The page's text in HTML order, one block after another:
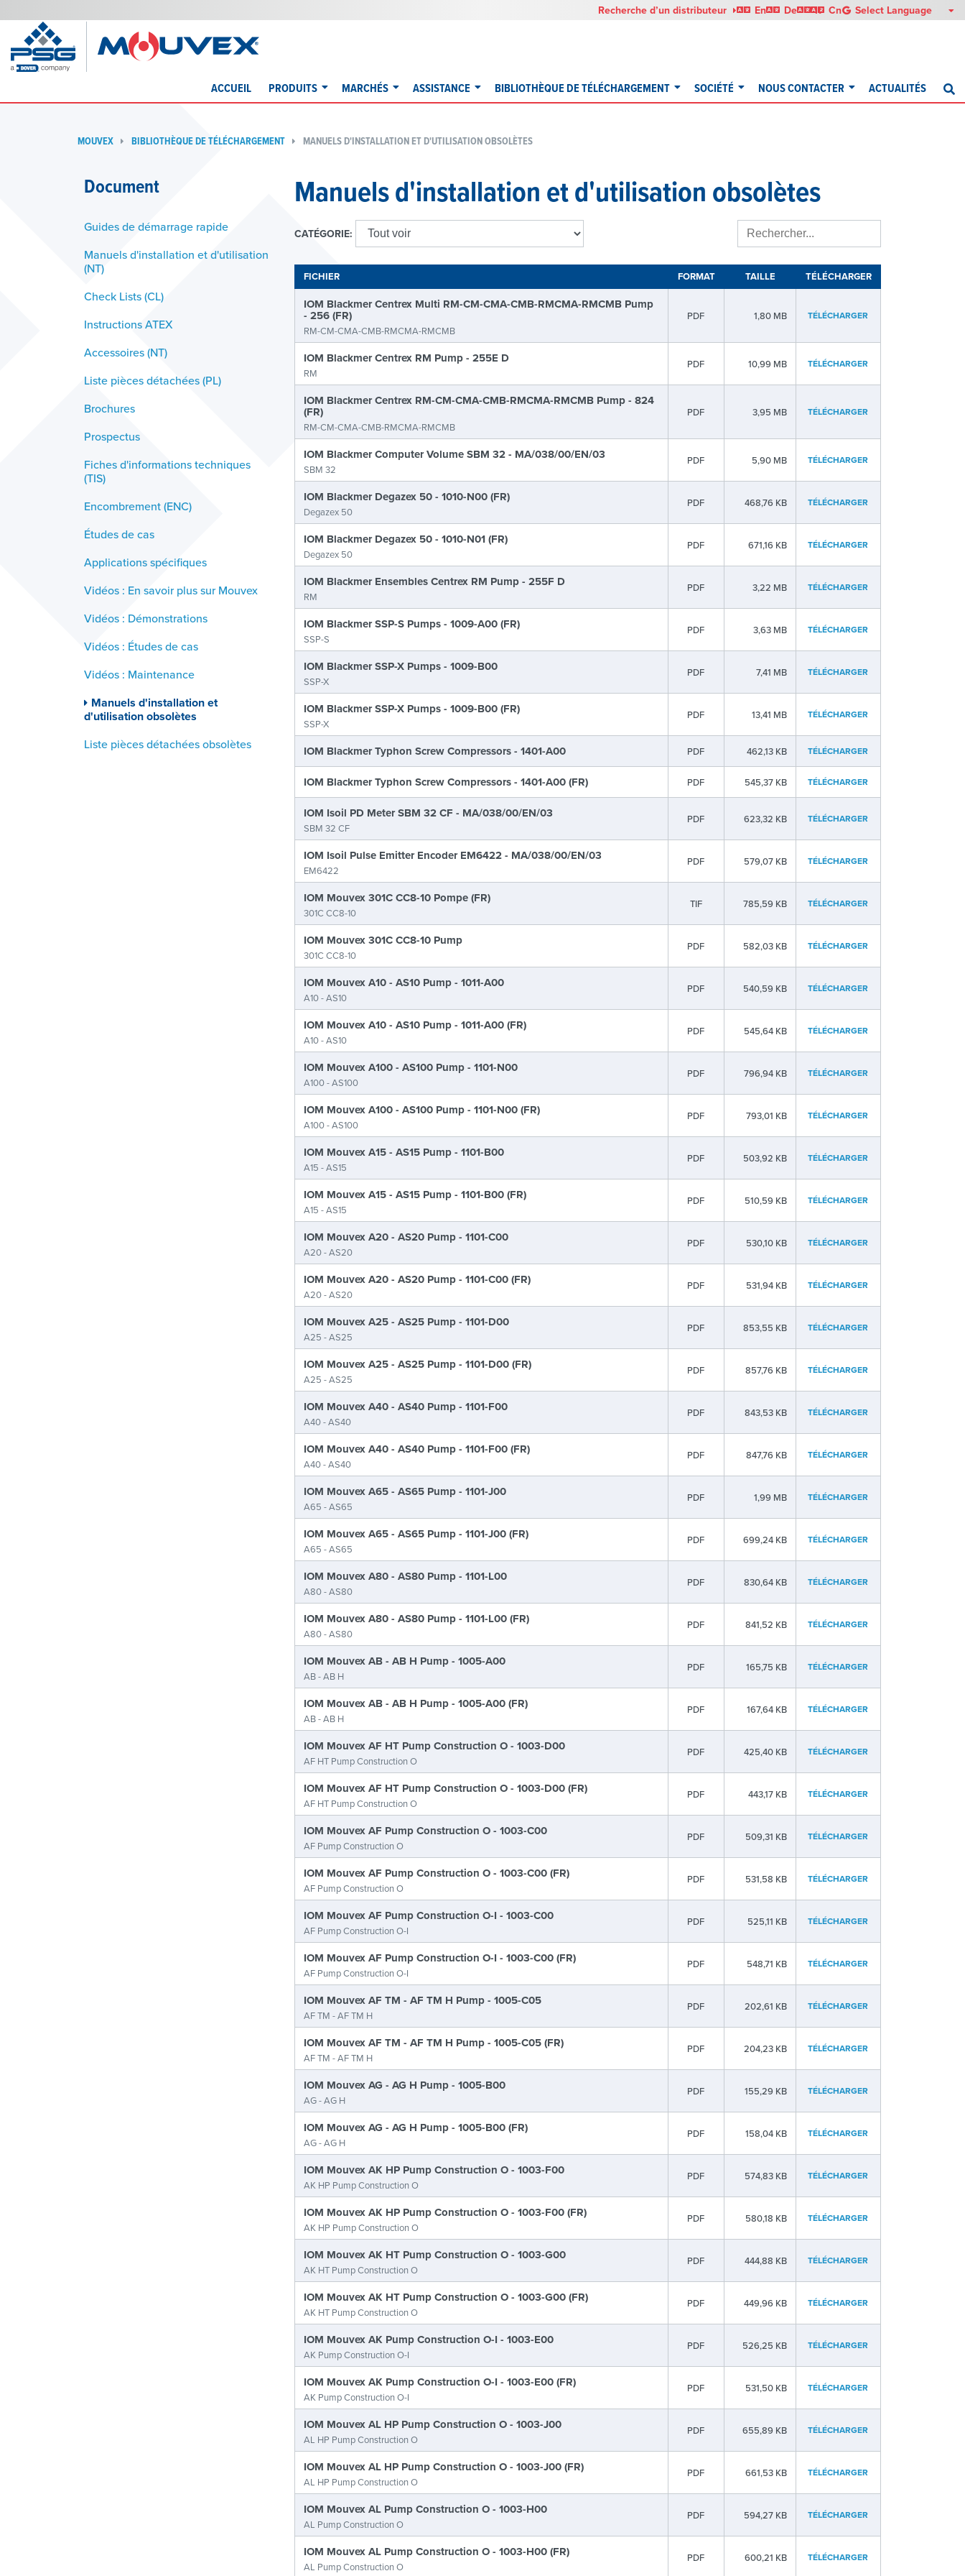
Recherche d’un distributeur En English
De Deutsch
It Italiano
Cn 中文
ACCUEIL PRODUITS MARCHÉS ASSISTANCE BIBLIOTHÈQUE DE TÉLÉCHARGEMENT SOCIÉTÉ NOUS CONTACTER ACTUALITÉS
MOUVEX BIBLIOTHÈQUE DE TÉLÉCHARGEMENT MANUELS D'INSTALLATION ET D'UTILISATION OBSOLÈTES
Document
Guides de démarrage rapide
Manuels d'installation et d'utilisation
(NT)
Check Lists (CL)
Instructions ATEX
Accessoires (NT)
Liste pièces détachées (PL)
Brochures
Prospectus
Fiches d'informations techniques
(TIS)
Encombrement (ENC)
Études de cas
Applications spécifiques
Vidéos : En savoir plus sur Mouvex
Vidéos : Démonstrations
Vidéos : Études de cas
Vidéos : Maintenance
Manuels d'installation et
d'utilisation obsolètes
Liste pièces détachées obsolètes
Manuels d'installation et d'utilisation obsolètes
CATÉGORIE:
FICHIER FORMAT TAILLE TÉLÉCHARGER
IOM Blackmer Centrex Multi RM-CM-CMA-CMB-RMCMA-RMCMB Pump
- 256 (FR)
RM-CM-CMA-CMB-RMCMA-RMCMB
PDF 1,80 MB TÉLÉCHARGER
IOM Blackmer Centrex RM Pump - 255E D
RM
PDF 10,99 MB TÉLÉCHARGER
IOM Blackmer Centrex RM-CM-CMA-CMB-RMCMA-RMCMB Pump - 824
(FR)
RM-CM-CMA-CMB-RMCMA-RMCMB
PDF 3,95 MB TÉLÉCHARGER
IOM Blackmer Computer Volume SBM 32 - MA/038/00/EN/03
SBM 32
PDF 5,90 MB TÉLÉCHARGER
IOM Blackmer Degazex 50 - 1010-N00 (FR)
Degazex 50
PDF 468,76 KB TÉLÉCHARGER
IOM Blackmer Degazex 50 - 1010-N01 (FR)
Degazex 50
PDF 671,16 KB TÉLÉCHARGER
IOM Blackmer Ensembles Centrex RM Pump - 255F D
RM
PDF 3,22 MB TÉLÉCHARGER
IOM Blackmer SSP-S Pumps - 1009-A00 (FR)
SSP-S
PDF 3,63 MB TÉLÉCHARGER
IOM Blackmer SSP-X Pumps - 1009-B00
SSP-X
PDF 7,41 MB TÉLÉCHARGER
IOM Blackmer SSP-X Pumps - 1009-B00 (FR)
SSP-X
PDF 13,41 MB TÉLÉCHARGER
IOM Blackmer Typhon Screw Compressors - 1401-A00 PDF 462,13 KB TÉLÉCHARGER
IOM Blackmer Typhon Screw Compressors - 1401-A00 (FR) PDF 545,37 KB TÉLÉCHARGER
IOM Isoil PD Meter SBM 32 CF - MA/038/00/EN/03
SBM 32 CF
PDF 623,32 KB TÉLÉCHARGER
IOM Isoil Pulse Emitter Encoder EM6422 - MA/038/00/EN/03
EM6422
PDF 579,07 KB TÉLÉCHARGER
IOM Mouvex 301C CC8-10 Pompe (FR)
301C CC8-10
TIF 785,59 KB TÉLÉCHARGER
IOM Mouvex 301C CC8-10 Pump
301C CC8-10
PDF 582,03 KB TÉLÉCHARGER
IOM Mouvex A10 - AS10 Pump - 1011-A00
A10 - AS10
PDF 540,59 KB TÉLÉCHARGER
IOM Mouvex A10 - AS10 Pump - 1011-A00 (FR)
A10 - AS10
PDF 545,64 KB TÉLÉCHARGER
IOM Mouvex A100 - AS100 Pump - 1101-N00
A100 - AS100
PDF 796,94 KB TÉLÉCHARGER
IOM Mouvex A100 - AS100 Pump - 1101-N00 (FR)
A100 - AS100
PDF 793,01 KB TÉLÉCHARGER
IOM Mouvex A15 - AS15 Pump - 1101-B00
A15 - AS15
PDF 503,92 KB TÉLÉCHARGER
IOM Mouvex A15 - AS15 Pump - 1101-B00 (FR)
A15 - AS15
PDF 510,59 KB TÉLÉCHARGER
IOM Mouvex A20 - AS20 Pump - 1101-C00
A20 - AS20
PDF 530,10 KB TÉLÉCHARGER
IOM Mouvex A20 - AS20 Pump - 1101-C00 (FR)
A20 - AS20
PDF 531,94 KB TÉLÉCHARGER
IOM Mouvex A25 - AS25 Pump - 1101-D00
A25 - AS25
PDF 853,55 KB TÉLÉCHARGER
IOM Mouvex A25 - AS25 Pump - 1101-D00 (FR)
A25 - AS25
PDF 857,76 KB TÉLÉCHARGER
IOM Mouvex A40 - AS40 Pump - 1101-F00
A40 - AS40
PDF 843,53 KB TÉLÉCHARGER
IOM Mouvex A40 - AS40 Pump - 1101-F00 (FR)
A40 - AS40
PDF 847,76 KB TÉLÉCHARGER
IOM Mouvex A65 - AS65 Pump - 1101-J00
A65 - AS65
PDF 1,99 MB TÉLÉCHARGER
IOM Mouvex A65 - AS65 Pump - 1101-J00 (FR)
A65 - AS65
PDF 699,24 KB TÉLÉCHARGER
IOM Mouvex A80 - AS80 Pump - 1101-L00
A80 - AS80
PDF 830,64 KB TÉLÉCHARGER
IOM Mouvex A80 - AS80 Pump - 1101-L00 (FR)
A80 - AS80
PDF 841,52 KB TÉLÉCHARGER
IOM Mouvex AB - AB H Pump - 1005-A00
AB - AB H
PDF 165,75 KB TÉLÉCHARGER
IOM Mouvex AB - AB H Pump - 1005-A00 (FR)
AB - AB H
PDF 167,64 KB TÉLÉCHARGER
IOM Mouvex AF HT Pump Construction O - 1003-D00
AF HT Pump Construction O
PDF 425,40 KB TÉLÉCHARGER
IOM Mouvex AF HT Pump Construction O - 1003-D00 (FR)
AF HT Pump Construction O
PDF 443,17 KB TÉLÉCHARGER
IOM Mouvex AF Pump Construction O - 1003-C00
AF Pump Construction O
PDF 509,31 KB TÉLÉCHARGER
IOM Mouvex AF Pump Construction O - 1003-C00 (FR)
AF Pump Construction O
PDF 531,58 KB TÉLÉCHARGER
IOM Mouvex AF Pump Construction O-I - 1003-C00
AF Pump Construction O-I
PDF 525,11 KB TÉLÉCHARGER
IOM Mouvex AF Pump Construction O-I - 1003-C00 (FR)
AF Pump Construction O-I
PDF 548,71 KB TÉLÉCHARGER
IOM Mouvex AF TM - AF TM H Pump - 1005-C05
AF TM - AF TM H
PDF 202,61 KB TÉLÉCHARGER
IOM Mouvex AF TM - AF TM H Pump - 1005-C05 (FR)
AF TM - AF TM H
PDF 204,23 KB TÉLÉCHARGER
IOM Mouvex AG - AG H Pump - 1005-B00
AG - AG H
PDF 155,29 KB TÉLÉCHARGER
IOM Mouvex AG - AG H Pump - 1005-B00 (FR)
AG - AG H
PDF 158,04 KB TÉLÉCHARGER
IOM Mouvex AK HP Pump Construction O - 1003-F00
AK HP Pump Construction O
PDF 574,83 KB TÉLÉCHARGER
IOM Mouvex AK HP Pump Construction O - 1003-F00 (FR)
AK HP Pump Construction O
PDF 580,18 KB TÉLÉCHARGER
IOM Mouvex AK HT Pump Construction O - 1003-G00
AK HT Pump Construction O
PDF 444,88 KB TÉLÉCHARGER
IOM Mouvex AK HT Pump Construction O - 1003-G00 (FR)
AK HT Pump Construction O
PDF 449,96 KB TÉLÉCHARGER
IOM Mouvex AK Pump Construction O-I - 1003-E00
AK Pump Construction O-I
PDF 526,25 KB TÉLÉCHARGER
IOM Mouvex AK Pump Construction O-I - 1003-E00 (FR)
AK Pump Construction O-I
PDF 531,50 KB TÉLÉCHARGER
IOM Mouvex AL HP Pump Construction O - 1003-J00
AL HP Pump Construction O
PDF 655,89 KB TÉLÉCHARGER
IOM Mouvex AL HP Pump Construction O - 1003-J00 (FR)
AL HP Pump Construction O
PDF 661,53 KB TÉLÉCHARGER
IOM Mouvex AL Pump Construction O - 1003-H00
AL Pump Construction O
PDF 594,27 KB TÉLÉCHARGER
IOM Mouvex AL Pump Construction O - 1003-H00 (FR)
AL Pump Construction O
PDF 600,21 KB TÉLÉCHARGER